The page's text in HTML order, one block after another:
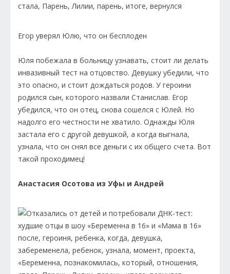
Егор уверял Юлю, что он бесплоден
Юля побежала в больницу узнавать, стоит ли делать
инвазивный тест на отцовство. Девушку убедили, что
это опасно, и стоит дождаться родов. У героини
родился сын, которого назвали Станислав. Егор
убедился, что он отец, снова сошелся с Юлей. Но
надолго его честности не хватило. Однажды Юля
застала его с другой девушкой, а когда выгнала,
узнала, что он снял все деньги с их общего счета. Вот
такой проходимец!
Анастасия Осотова из Уфы и Андрей